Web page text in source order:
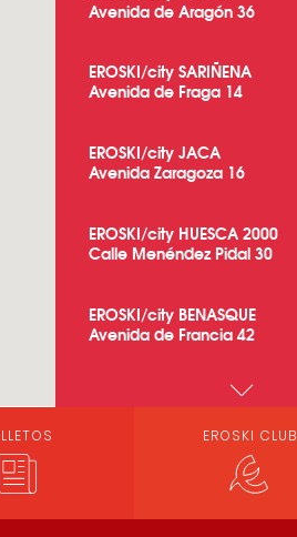
Avenida de Aragón 36
EROSKI/city SARIÑENA
Avenida de Fraga 14
EROSKI/city JACA
Avenida Zaragoza 16
EROSKI/city HUESCA 2000
Calle Menéndez Pidal 30
EROSKI/city BENASQUE
Avenida de Francia 42
EROSKI/center MONZON
Camino de Tamarite 3-7
EROSKI/city BARBASTRO
EROSKI CLUB